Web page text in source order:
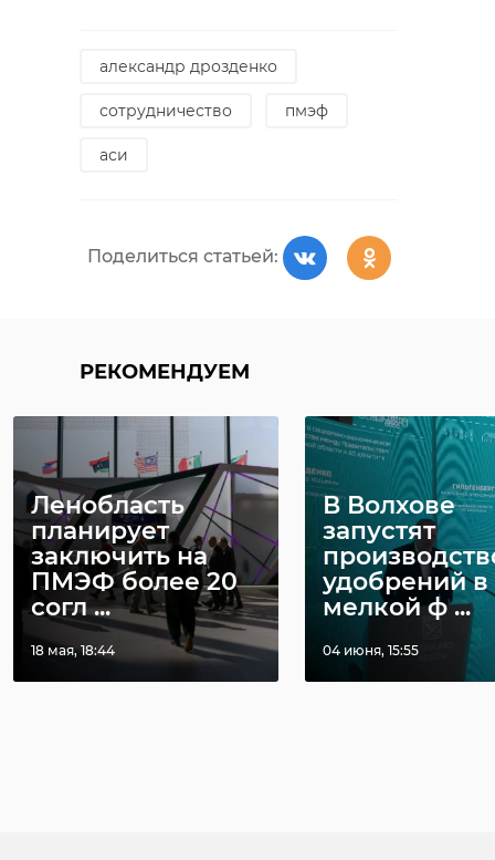
александр дрозденко
сотрудничество пмэф
аси
Поделиться статьей:
РЕКОМЕНДУЕМ
Ленобласть
планирует
заключить на
ПМЭФ более 20
согл ...
18 мая, 18:44
В Волхове
запустят
удобрений в
мелкой ф ...
04 июня, 15:55